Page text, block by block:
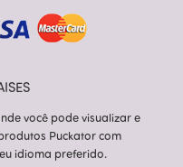
você pode visualizar e
Puckator com
idioma preferido.